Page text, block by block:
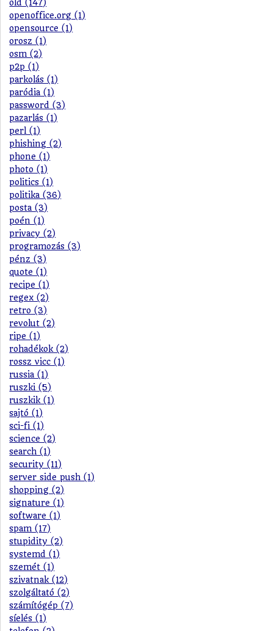
old (147)
openoffice.org (1)
opensource (1)
orosz (1)
osm (2)
p2p (1)
parkolás (1)
paródia (1)
password (3)
pazarlás (1)
perl (1)
phishing (2)
phone (1)
photo (1)
politics (1)
politika (36)
posta (3)
poén (1)
privacy (2)
programozás (3)
pénz (3)
quote (1)
recipe (1)
regex (2)
retro (3)
revolut (2)
ripe (1)
rohadékok (2)
rossz vicc (1)
russia (1)
ruszki (5)
ruszkik (1)
sajtó (1)
sci-fi (1)
science (2)
search (1)
security (11)
server side push (1)
shopping (2)
signature (1)
software (1)
spam (17)
stupidity (2)
systemd (1)
szemét (1)
szivatnak (12)
szolgáltató (2)
számítógép (7)
síelés (1)